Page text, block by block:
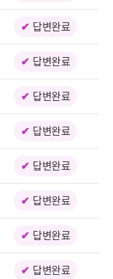
답변완료
답변완료
답변완료
답변완료
답변완료
답변완료
답변완료
답변완료